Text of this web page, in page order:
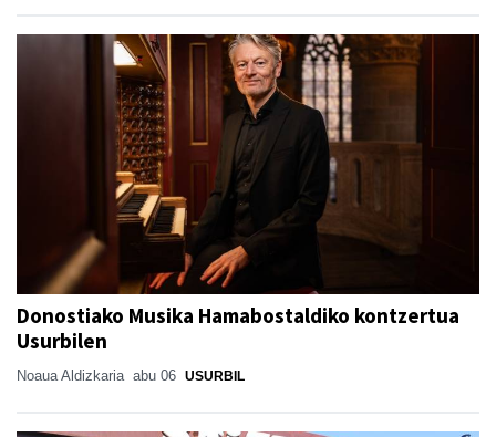
Donostiako Musika Hamabostaldiko kontzertua
Usurbilen
Noaua Aldizkaria abu 06 USURBIL